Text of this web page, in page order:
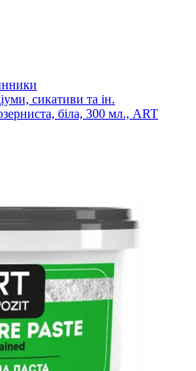
сикативи та ін.
біла, 300 мл., ART